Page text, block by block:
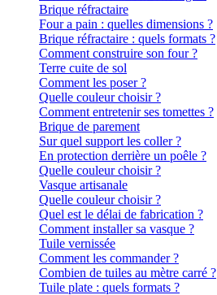
Brique réfractaire
Four a pain : quelles dimensions ?
Brique réfractaire : quels formats ?
Comment construire son four ?
Terre cuite de sol
Comment les poser ?
Quelle couleur choisir ?
Comment entretenir ses tomettes ?
Brique de parement
Sur quel support les coller ?
En protection derrière un poêle ?
Quelle couleur choisir ?
Vasque artisanale
Quelle couleur choisir ?
Quel est le délai de fabrication ?
Comment installer sa vasque ?
Tuile vernissée
Comment les commander ?
Combien de tuiles au mètre carré ?
Tuile plate : quels formats ?